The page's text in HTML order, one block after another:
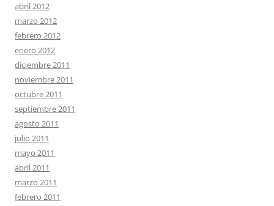
abril 2012
marzo 2012
febrero 2012
enero 2012
diciembre 2011
noviembre 2011
octubre 2011
septiembre 2011
agosto 2011
julio 2011
mayo 2011
abril 2011
marzo 2011
febrero 2011